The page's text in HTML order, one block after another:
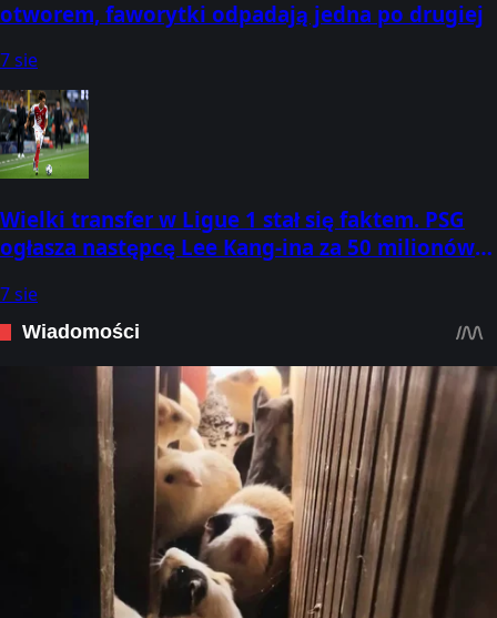
otworem, faworytki odpadają jedna po drugiej
7 sie
Wielki transfer w Ligue 1 stał się faktem. PSG
ogłasza następcę Lee Kang-ina za 50 milionów
7 sie